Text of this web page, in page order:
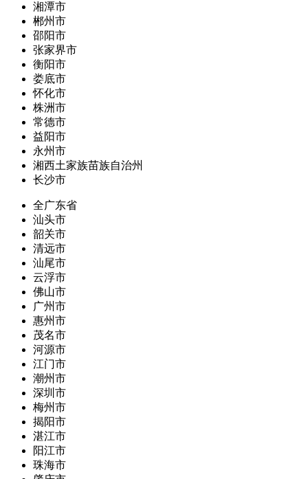
湘潭市
郴州市
邵阳市
张家界市
衡阳市
娄底市
怀化市
株洲市
常德市
益阳市
永州市
湘西土家族苗族自治州
长沙市
全广东省
汕头市
韶关市
清远市
汕尾市
云浮市
佛山市
广州市
惠州市
茂名市
河源市
江门市
潮州市
深圳市
梅州市
揭阳市
湛江市
阳江市
珠海市